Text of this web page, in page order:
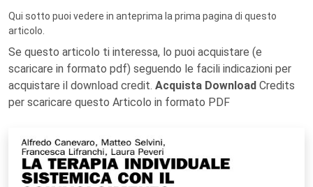
Qui sotto puoi vedere in anteprima la prima pagina di questo
articolo.
Se questo articolo ti interessa, lo puoi acquistare (e
scaricare in formato pdf) seguendo le facili indicazioni per
acquistare il download credit. Acquista Download Credits
per scaricare questo Articolo in formato PDF